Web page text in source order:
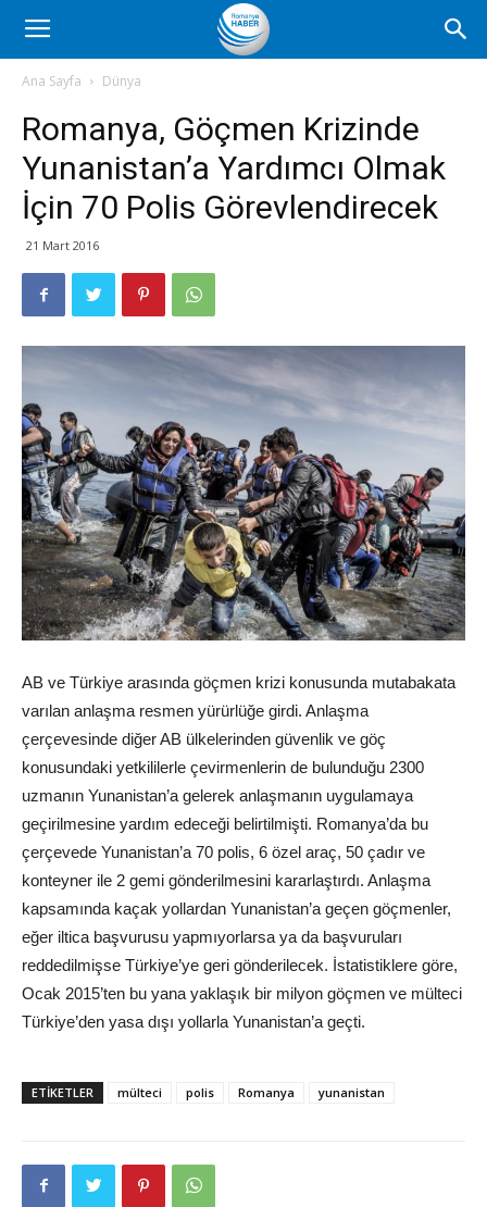
Romanya
Haber
Ana Sayfa Dünya
Romanya, Göçmen Krizinde
Yunanistan’a Yardımcı Olmak
İçin 70 Polis Görevlendirecek
21 Mart 2016
AB ve Türkiye arasında göçmen krizi konusunda mutabakata
varılan anlaşma resmen yürürlüğe girdi. Anlaşma
çerçevesinde diğer AB ülkelerinden güvenlik ve göç
konusundaki yetkililerle çevirmenlerin de bulunduğu 2300
uzmanın Yunanistan’a gelerek anlaşmanın uygulamaya
geçirilmesine yardım edeceği belirtilmişti. Romanya’da bu
çerçevede Yunanistan’a 70 polis, 6 özel araç, 50 çadır ve
konteyner ile 2 gemi gönderilmesini kararlaştırdı. Anlaşma
kapsamında kaçak yollardan Yunanistan’a geçen göçmenler,
eğer iltica başvurusu yapmıyorlarsa ya da başvuruları
reddedilmişse Türkiye’ye geri gönderilecek. İstatistiklere göre,
Ocak 2015’ten bu yana yaklaşık bir milyon göçmen ve mülteci
Türkiye’den yasa dışı yollarla Yunanistan’a geçti.
ETIKETLER mülteci polis Romanya yunanistan